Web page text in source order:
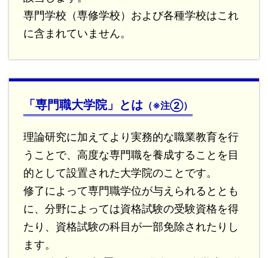
専門学校（専修学校）および各種学校はこれ
に含まれていません。
「専門職大学院」とは （※注②）
理論研究に加えてより実務的な職業教育を行
うことで、高度な専門職を養成することを目
的として設置された大学院のことです。
修了によって専門職学位が与えられるととも
に、分野によっては資格試験の受験資格を得
たり、資格試験の科目が一部免除されたりし
ます。